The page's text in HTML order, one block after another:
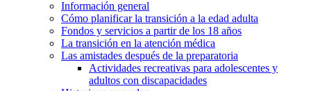
Información general
Cómo planificar la transición a la edad adulta
Fondos y servicios a partir de los 18 años
La transición en la atención médica
Las amistades después de la preparatoria
Actividades recreativas para adolescentes y
adultos con discapacidades